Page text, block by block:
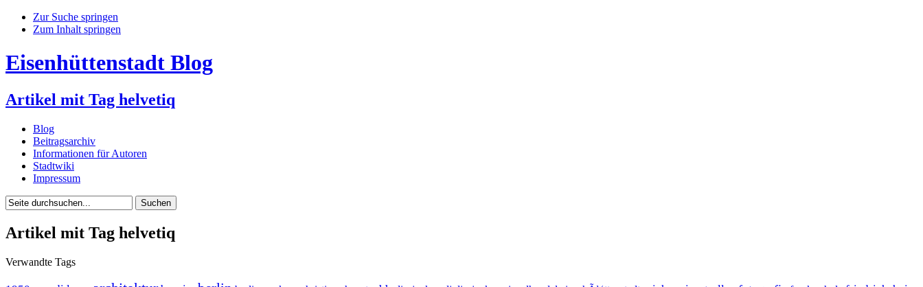
Zur Suche springen
Zum Inhalt springen
Eisenhüttenstadt Blog
Artikel mit Tag helvetiq
Blog
Beitragsarchiv
Informationen für Autoren
Stadtwiki
Impressum
Artikel mit Tag helvetiq
Verwandte Tags